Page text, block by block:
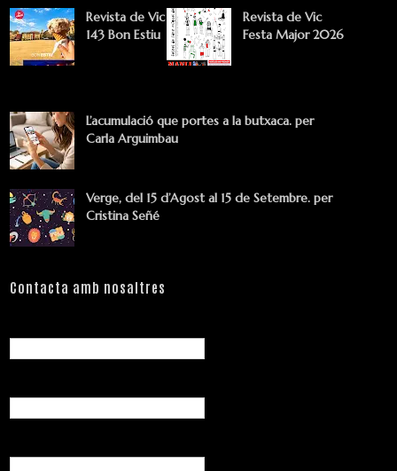
Revista de Vic
143 Bon Estiu
Revista de Vic
Festa Major 2026
L’acumulació que portes a la butxaca. per
Carla Arguimbau
Verge, del 15 d’Agost al 15 de Setembre. per
Cristina Señé
Contacta amb nosaltres